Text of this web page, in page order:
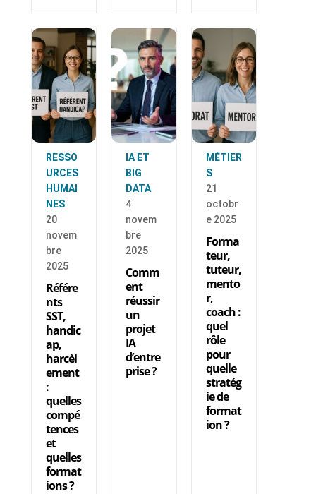
RESSO
URCES
HUMAI
NES
20
novem
bre
2025
Référe
nts
SST,
handic
ap,
harcèl
ement
:
quelles
compé
tences
et
quelles
format
ions ?
IA ET
BIG
DATA
4
novem
bre
2025
Comm
ent
réussir
un
projet
IA
d’entre
prise ?
MÉTIER
S
21
octobr
e 2025
Forma
teur,
tuteur,
mento
r,
coach :
quel
rôle
pour
quelle
stratég
ie de
format
ion ?